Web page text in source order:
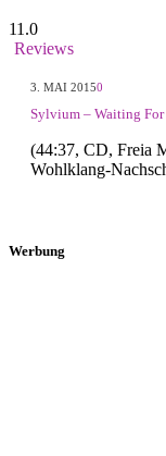
11.0
Reviews
3. MAI 20150
Sylvium – Waiting For
(44:37, CD, Freia
Wohlklang-
Werbung